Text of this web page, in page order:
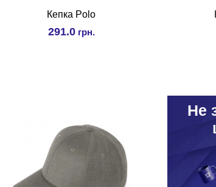
Кепка Polo
291.0 грн.
Hе